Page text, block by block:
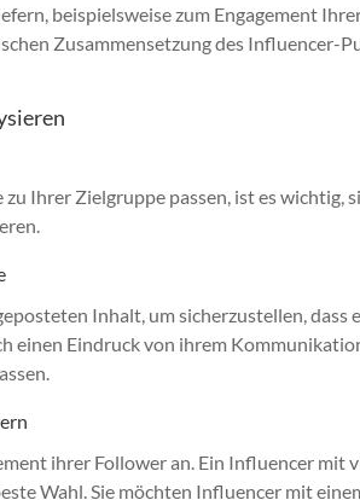
beispielsweise zum Engagement
Zusammensetzung des Influencer-
Ihrer Zielgruppe passen, ist es wichtig,
Inhalt, um sicherzustellen,
einen Eindruck von ihrem
ihrer Follower an. Ein Influencer mit
Wahl. Sie möchten Influencer mit